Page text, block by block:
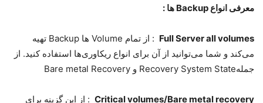
معرفی انواع ها :
Full Server all volumes
: از تمام Volume ها Backup تهیه
می‌کند و شما می‌توانید از آن برای انواع ریکاوری‌ها استفاده کنید. از
جملهRecovery System State و Bare metal Recovery
Critical volumes/Bare metal recovery : از این گزینه برای